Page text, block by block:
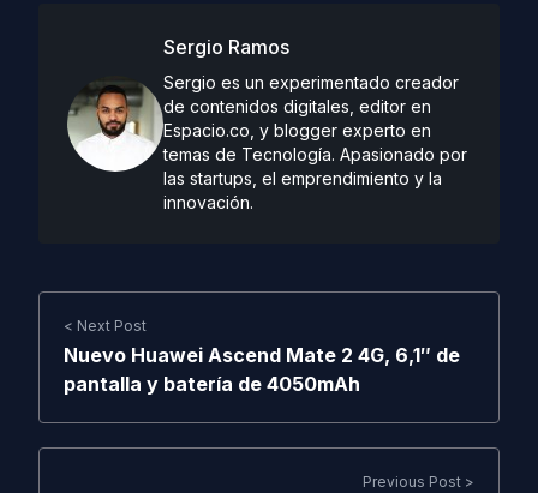
Sergio Ramos
Sergio es un experimentado creador
de contenidos digitales, editor en
Espacio.co, y blogger experto en
temas de Tecnología. Apasionado por
las startups, el emprendimiento y la
innovación.
< Next Post
Nuevo Huawei Ascend Mate 2 4G, 6,1″ de
pantalla y batería de 4050mAh
Previous Post >